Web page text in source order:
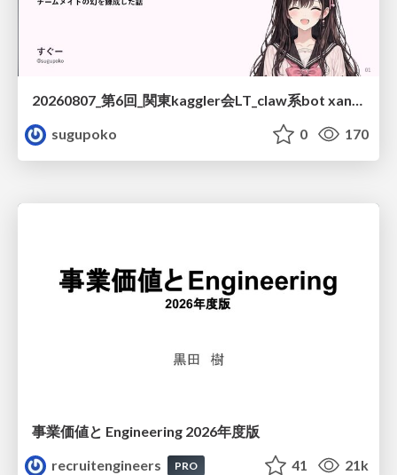
20260807_第6回_関東kaggler会LT_claw系bot xangiと始める、"寂しくない" kaggle
sugupoko
0 170
事業価値と Engineering 2026年度版
recruitengineers
PRO 41 21k